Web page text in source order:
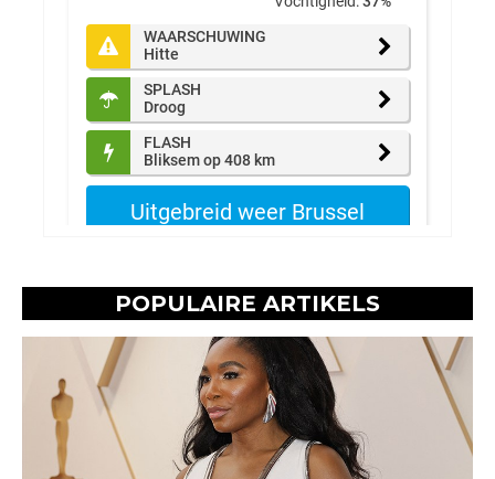
POPULAIRE ARTIKELS